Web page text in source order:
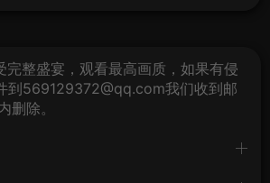
完整盛宴，观看最高画质，如果有侵
到569129372@qq.com我们收到邮
删除。